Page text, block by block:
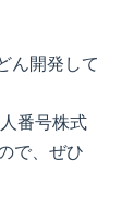
ん開発して
番号株式
で、ぜひ